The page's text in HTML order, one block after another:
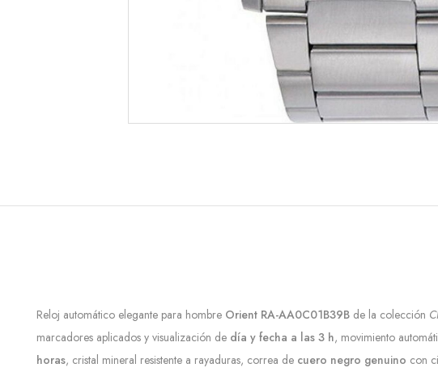
Reloj automático elegante para hombre Orient RA-AA0C01B39B de la colección
marcadores aplicados y visualización de día y fecha a las 3 h, movimiento
horas, cristal mineral resistente a rayaduras, correa de cuero negro genuino con